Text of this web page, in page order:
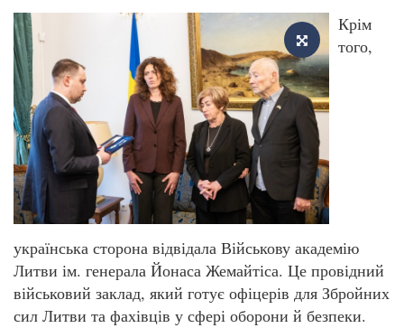
Крім
того,
українська сторона відвідала Військову академію
Литви ім. генерала Йонаса Жемайтіса. Це провідний
військовий заклад, який готує офіцерів для Збройних
сил Литви та фахівців у сфері оборони й безпеки.